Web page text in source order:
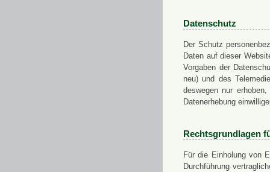
Datenschutz
Der Schutz
Daten auf dieser
Vorgaben der
neu) und des
deswegen nur
Datenerhebung
Rechtsgrundlagen
Für die Einholung von
Durchführung